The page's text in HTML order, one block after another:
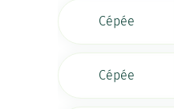
Cépée
Cépée